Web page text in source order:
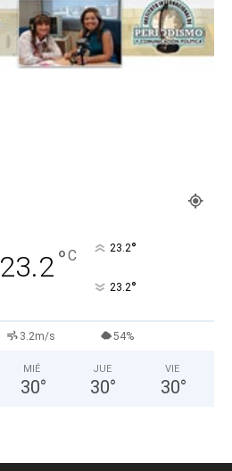
23.2°C 23.2°
23.2°
3.2m/s 54%
MIÉ
30°
JUE
30°
VIE
30°